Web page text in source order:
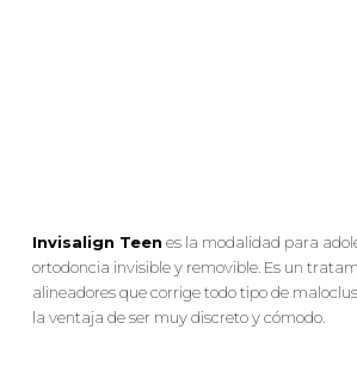
Invisalign Teen es la modalidad para
ortodoncia invisible y removible. Es un
alineadores que corrige todo tipo de
la ventaja de ser muy discreto y cómodo.